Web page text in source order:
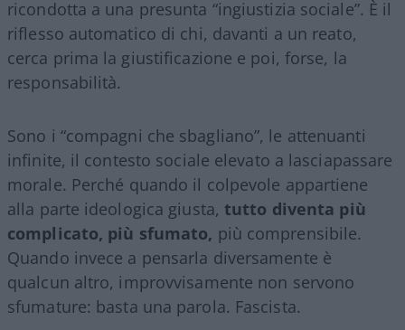
ricondotta a una presunta “ingiustizia sociale”. È il
riflesso automatico di chi, davanti a un reato,
cerca prima la giustificazione e poi, forse, la
responsabilità.
Sono i “compagni che sbagliano”, le attenuanti
infinite, il contesto sociale elevato a lasciapassare
morale. Perché quando il colpevole appartiene
alla parte ideologica giusta,tutto diventa più
complicato, più sfumato, più comprensibile.
Quando invece a pensarla diversamente è
qualcun altro, improvvisamente non servono
sfumature: basta una parola. Fascista.